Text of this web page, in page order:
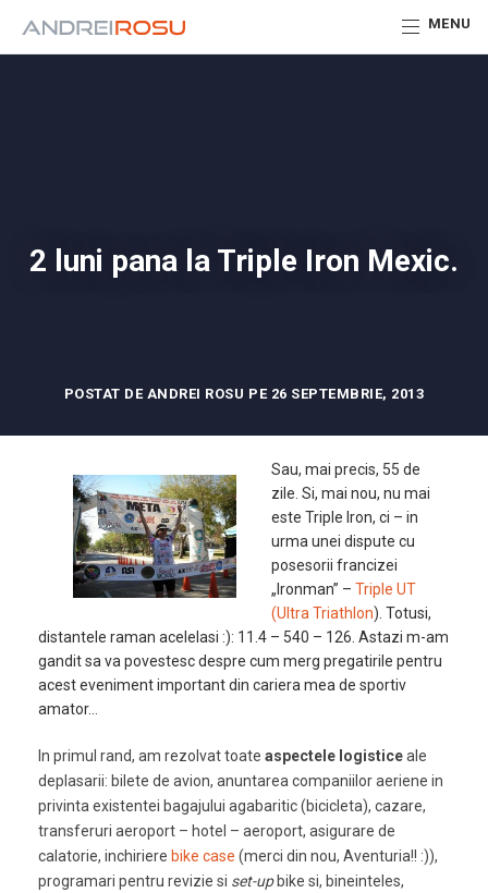
MENU
2 luni pana la Triple Iron Mexic.
POSTAT DE ANDREI ROSU PE 26 SEPTEMBRIE, 2013
Sau, mai precis, 55 de
zile. Si, mai nou, nu mai
este Triple Iron, ci – in
urma unei dispute cu
posesorii francizei
„Ironman” – Triple UT
(Ultra Triathlon). Totusi,
distantele raman acelelasi :): 11.4 – 540 – 126. Astazi m-am
gandit sa va povestesc despre cum merg pregatirile pentru
acest eveniment important din cariera mea de sportiv
amator…
In primul rand, am rezolvat toate aspectele logisticeale
deplasarii: bilete de avion, anuntarea companiilor aeriene in
privinta existentei bagajului agabaritic (bicicleta), cazare,
transferuri aeroport – hotel – aeroport, asigurare de
calatorie, inchiriere bike case (merci din nou, Aventuria!! :)),
programari pentru revizie si set-upbike si, bineinteles,